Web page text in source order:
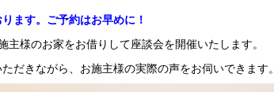
ます。ご予約はお早めに！
主様のお家をお借りして座談会を開催いたします。
だきながら、お施主様の実際の声をお伺いできます。